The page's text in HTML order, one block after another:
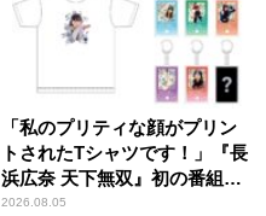
「私のプリティな顔がプリン
トされたTシャツです！」『長
浜広奈 天下無双』初の番組グ
ッズ発売
2026.08.05